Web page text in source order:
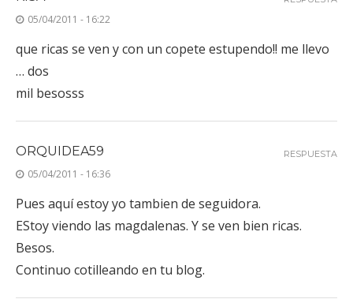
05/04/2011 - 16:22
que ricas se ven y con un copete estupendo!! me llevo
… dos
mil besosss
ORQUIDEA59
05/04/2011 - 16:36
Pues aquí estoy yo tambien de seguidora.
EStoy viendo las magdalenas. Y se ven bien ricas.
Besos.
Continuo cotilleando en tu blog.
RESPUESTA